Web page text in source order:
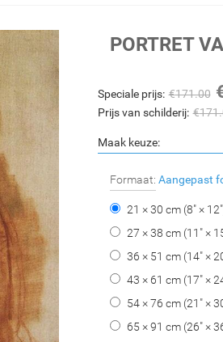
PORTRET
Speciale prijs: €171.00
Prijs van schilderij: €
Maak keuze:
Formaat: Aangepast
21 × 30 cm (8" ×
27 × 38 cm (11" ×
36 × 51 cm (14" ×
43 × 61 cm (17" ×
54 × 76 cm (21" ×
65 × 91 cm (26" ×